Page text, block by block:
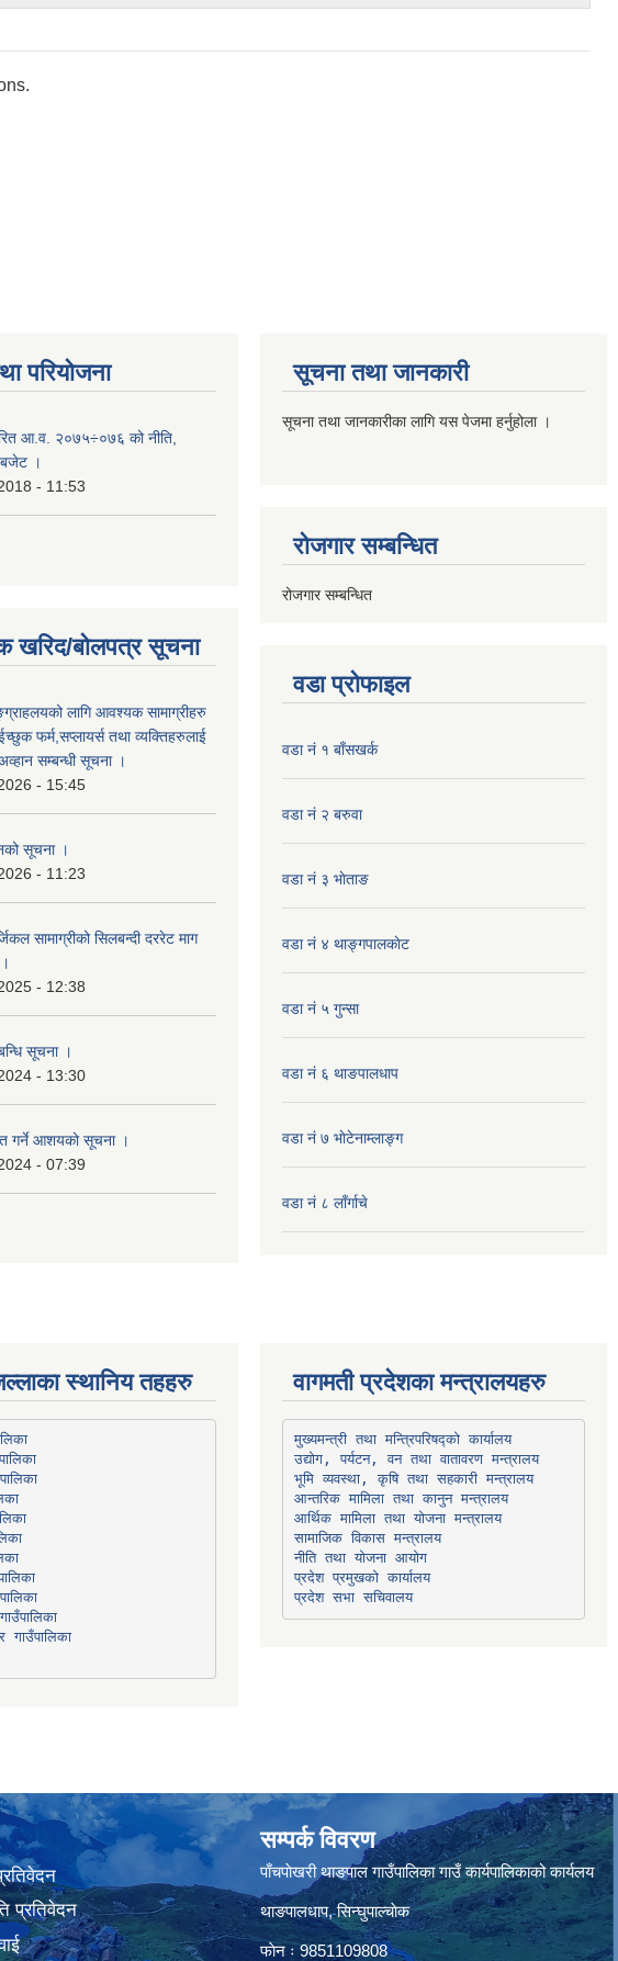
परियोजना
आ.व. २०७५÷०७६ को नीति,
बजेट ।
- 11:53
खरिद/बोलपत्र सूचना
लागि आवश्यक सामाग्रीहरु
फर्म,सप्लायर्स तथा व्यक्तिहरुलाई
सम्बन्धी सूचना ।
- 15:45
सूचना ।
- 11:23
सामाग्रीको सिलबन्दी दररेट माग
- 12:38
सूचना ।
- 13:30
गर्ने आशयको सूचना ।
- 07:39
सूचना तथा जानकारी
सूचना तथा जानकारीका लागि यस पेजमा हर्नुहोला ।
रोजगार सम्बन्धित
रोजगार सम्बन्धित
वडा प्रोफाइल
वडा नं १ बाँसखर्क
वडा नं २ बरुवा
वडा नं ३ भाेताङ
वडा नं ४ थाङ्गपालकाेट
वडा नं ५ गुन्सा
वडा नं ६ थाङपालधाप
वडा नं ७ भाेटेनाम्लाङ्ग
वडा नं ८ लाँर्गाचे
स्थानिय तहहरु
ईन्द्रावती गाउँपालिका
जुगल गाउँपालिका
बलेफी गाउँपालिका
सुनकोशी गाउँपालिका
वागमती प्रदेशका मन्त्रालयहरु
मुख्यमन्त्री तथा मन्त्रिपरिषद्को कार्यालय
उद्योग, पर्यटन, वन तथा वातावरण मन्त्रालय
भूमि व्यवस्था, कृषि तथा सहकारी मन्त्रालय
आन्तरिक मामिला तथा कानुन मन्त्रालय
आर्थिक मामिला तथा योजना मन्त्रालय
सामाजिक विकास मन्त्रालय
नीति तथा योजना आयोग
प्रदेश प्रमुखको कार्यालय
प्रदेश सभा सचिवालय
प्रतिवेदन
सम्पर्क विवरण
पाँचपाेखरी थाङपाल गाउँपालिका गाउँ कार्यपालिकाको कार्यलय
थाङपालधाप, सिन्घुपाल्चाेक
फाेन ः 9851109808